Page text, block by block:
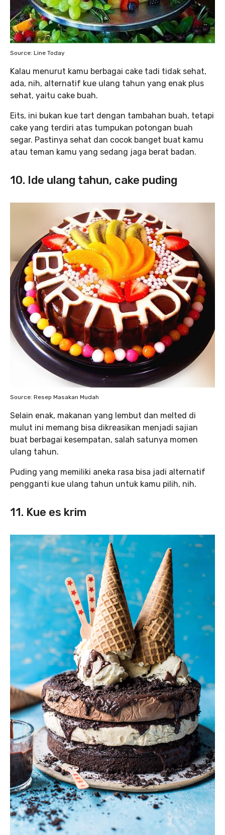
Source: Line Today
Kalau menurut kamu berbagai cake tadi tidak sehat,
ada, nih, alternatif kue ulang tahun yang enak plus
sehat, yaitu cake buah.
Eits, ini bukan kue tart dengan tambahan buah, tetapi
cake yang terdiri atas tumpukan potongan buah
segar. Pastinya sehat dan cocok banget buat kamu
atau teman kamu yang sedang jaga berat badan.
10. Ide ulang tahun, cake puding
Source: Resep Masakan Mudah
Selain enak, makanan yang lembut dan melted di
mulut ini memang bisa dikreasikan menjadi sajian
buat berbagai kesempatan, salah satunya momen
ulang tahun.
Puding yang memiliki aneka rasa bisa jadi alternatif
pengganti kue ulang tahun untuk kamu pilih, nih.
11. Kue es krim